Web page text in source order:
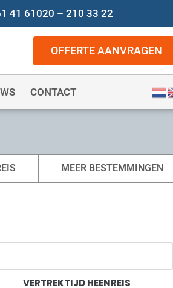
41 61020 – 210 33 22
OFFERTE AANVRAGEN
CONTACT
MEER BESTEMMINGEN
VERTREKTIJD HEENREIS